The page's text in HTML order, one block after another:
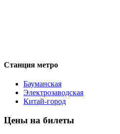
Станция метро
Бауманская
Электрозаводская
Китай-город
Цены на билеты